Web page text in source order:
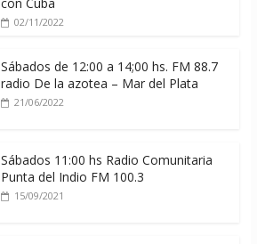
con Cuba
02/11/2022
Sábados de 12:00 a 14;00 hs. FM 88.7
radio De la azotea – Mar del Plata
21/06/2022
Sábados 11:00 hs Radio Comunitaria
Punta del Indio FM 100.3
15/09/2021